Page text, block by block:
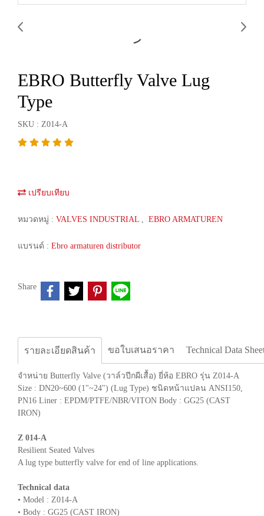
EBRO Butterfly Valve Lug
Type
SKU : Z014-A
เปรียบเทียบ
หมวดหมู่ : VALVES INDUSTRIAL , EBRO ARMATUREN
แบรนด์ : Ebro armaturen distributor
Share
รายละเอียดสินค้า ขอใบเสนอราคา Technical Data
จำหน่าย Butterfly Valve (วาล์วปีกผีเสื้อ) ยี่ห้อ EBRO รุ่น Z014-A
Size : DN20~600 (1"~24") (Lug Type) ชนิดหน้าแปลน ANSI150,
PN16 Liner : EPDM/PTFE/NBR/VITON Body : GG25 (CAST
IRON)
Z 014-A
Resilient Seated Valves
A lug type butterfly valve for end of line applications.
Technical data
• Model : Z014-A
• Body : GG25 (CAST IRON)